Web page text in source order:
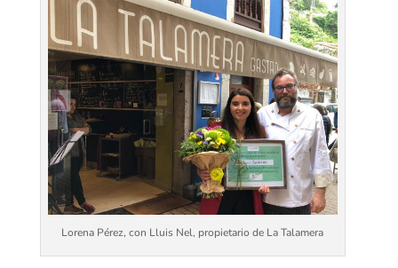
Lorena Pérez, con Lluis Nel, propietario de La Talamera